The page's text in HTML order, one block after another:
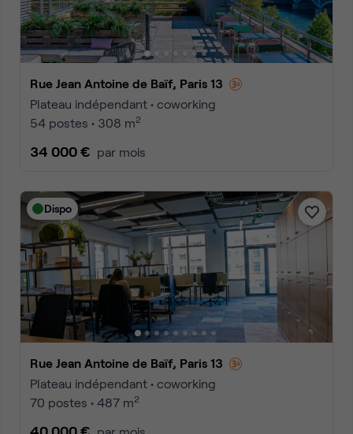
Rue Jean Antoine de Baïf, Paris 13
Plateau indépendant • coworking
54 postes • 308 m2
34 000 € par mois
Dispo
Rue Jean Antoine de Baïf, Paris 13
Plateau indépendant • coworking
70 postes • 487 m2